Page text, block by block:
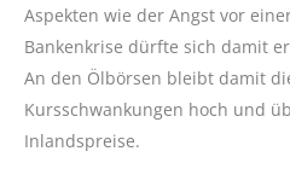
Aspekten wie der Angst vor
Bankenkrise dürfte sich damit
An den Ölbörsen bleibt damit
Kursschwankungen hoch und
Inlandspreise.